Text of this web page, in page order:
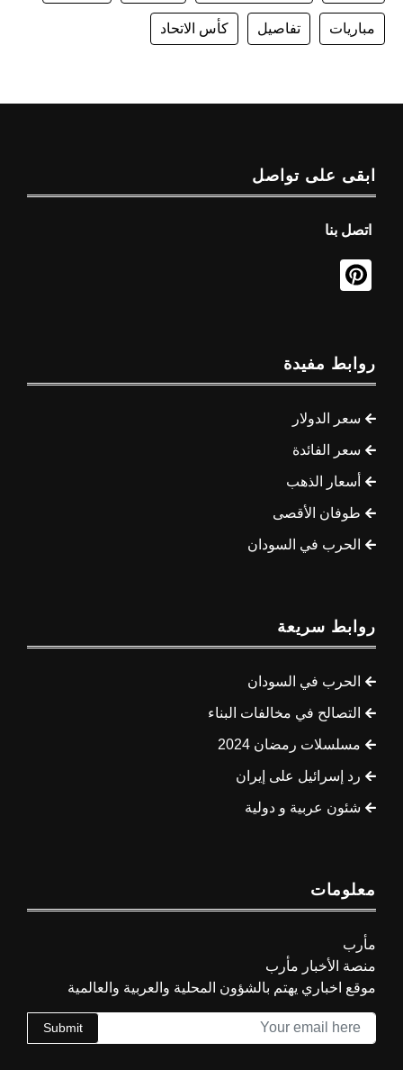
مباريات تفاصيل كأس الاتحاد
ابقى على تواصل
اتصل بنا
روابط مفيدة
سعر الدولار
سعر الفائدة
أسعار الذهب
طوفان الأقصى
الحرب في السودان
روابط سريعة
الحرب في السودان
التصالح في مخالفات البناء
مسلسلات رمضان 2024
رد إسرائيل على إيران
شئون عربية و دولية
معلومات
مأرب
منصة الأخبار مأرب
موقع اخباري يهتم بالشؤون المحلية والعربية والعالمية
Submit